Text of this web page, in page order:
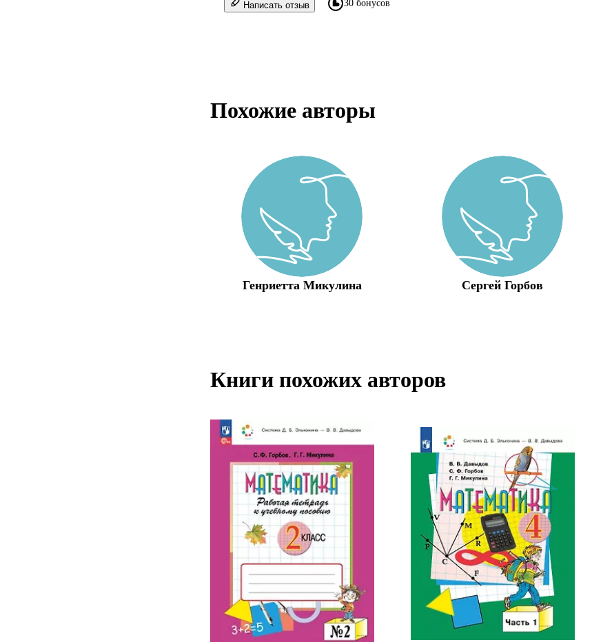
Написать отзыв 30 бонусов
Похожие авторы
Генриетта Микулина Сергей Горбов
Книги похожих авторов